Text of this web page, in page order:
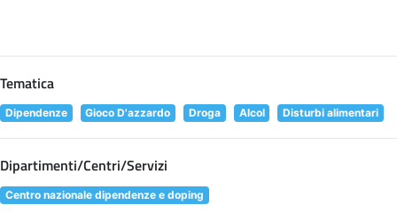
Tematica
Dipendenze Gioco D'azzardo Droga Alcol Disturbi alimentari
Dipartimenti/Centri/Servizi
Centro nazionale dipendenze e doping